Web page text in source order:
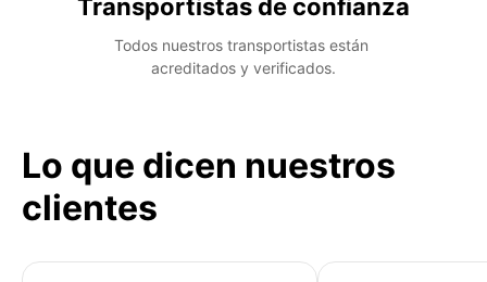
Transportistas de confianza
Todos nuestros transportistas están
acreditados y verificados.
Lo que dicen nuestros
clientes